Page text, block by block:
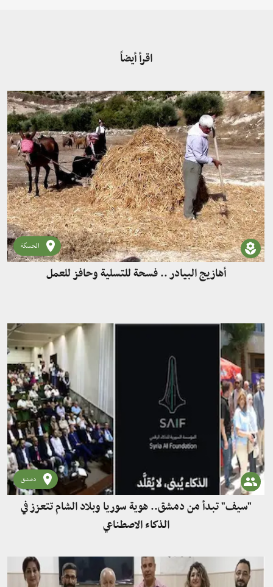
اقرأ أيضاً
الحسكة
أهازيج البيادر .. فسحة للتسلية وحافز للعمل
دمشق
"سيف" تبدأ من دمشق.. هوية سوريا وبلاد الشام تتعزز في
الذكاء الاصطناعي